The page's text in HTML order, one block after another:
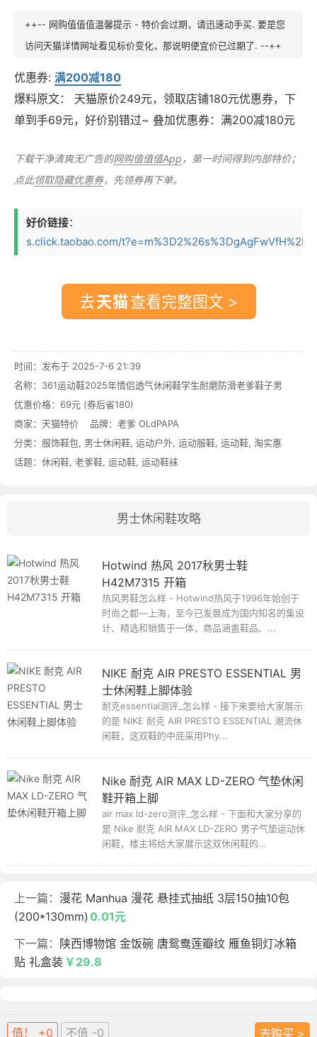
++-- 网购值值值温馨提示 - 特价会过期，请迅速动手买. 要是您
访问天猫详情网址看见标价变化，那说明便宜价已过期了. --++
优惠券: 满200减180
爆料原文： 天猫原价249元，领取店铺180元优惠券，下
单到手69元，好价别错过~ 叠加优惠券：满200减180元
下载干净清爽无广告的网购值值值App ，第一时间得到内部特价；
点此领取隐藏优惠券，先领券再下单。
好价链接：
s.click.taobao.com/
去 查看完整图文 >
时间：发布于 2025-7-6 21:39
名称： 361运动鞋2025年情侣透气休闲鞋学生耐磨防滑老爹鞋子男
优惠价格： 69元 (券后省180)
商家： 天猫特价 品牌： 老爹 OLdPAPA
分类： 服饰鞋包, 男士休闲鞋, 运动户外, 运动服鞋, 运动鞋, 淘实惠
话题： 休闲鞋, 老爹鞋, 运动鞋, 运动鞋袜
男士休闲鞋攻略
Hotwind 热风 2017秋男士鞋
H42M7315 开箱
热风男鞋怎么样 - Hotwind热风于1996年始创于
时尚之都—上海，至今已发展成为国内知名的集设
计、精选和销售于一体，商品涵盖鞋品、...
NIKE 耐克 AIR PRESTO ESSENTIAL 男
士休闲鞋上脚体验
耐克essential测评_怎么样 - 接下来要给大家展示
的是 NIKE 耐克 AIR PRESTO ESSENTIAL 潮流休
闲鞋，这双鞋的中底采用Phy...
Nike 耐克 AIR MAX LD-ZERO 气垫休闲
鞋开箱上脚
air max ld-zero测评_怎么样 - 下面和大家分享的
是 Nike 耐克 AIR MAX LD-ZERO 男子气垫运动休
闲鞋，楼主将给大家展示这双休闲鞋的...
上一篇： 漫花 Manhua 漫花 悬挂式抽纸 3层150抽10包
(200*130mm) 0.01元
下一篇： 陕西博物馆 金饭碗 唐鸳鸯莲瓣纹 雁鱼铜灯冰箱
贴 礼盒装 ￥29.8
值！ +0 不值 -0 去购买 >